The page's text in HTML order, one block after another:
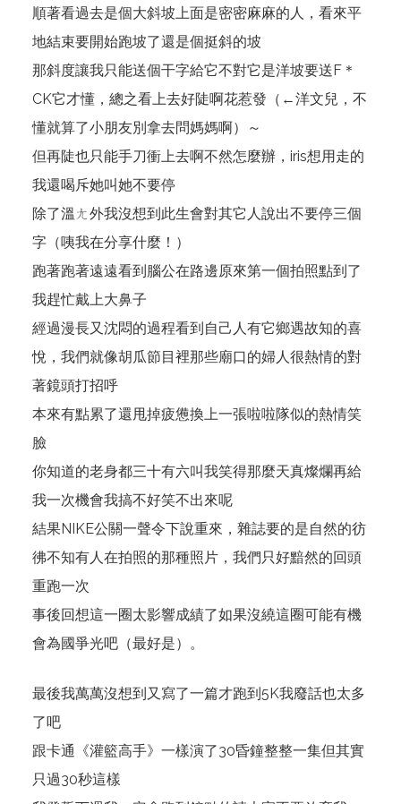
順著看過去是個大斜坡上面是密密麻麻的人，看來平
地結束要開始跑坡了還是個挺斜的坡
那斜度讓我只能送個干字給它不對它是洋坡要送F＊
CK它才懂，總之看上去好陡啊花惹發（←洋文兒，不
懂就算了小朋友別拿去問媽媽啊）～
但再陡也只能手刀衝上去啊不然怎麼辦，iris想用走的
我還喝斥她叫她不要停
除了溫ㄤ外我沒想到此生會對其它人說出不要停三個
字（咦我在分享什麼！）
跑著跑著遠遠看到腦公在路邊原來第一個拍照點到了
我趕忙戴上大鼻子
經過漫長又沈悶的過程看到自己人有它鄉遇故知的喜
悅，我們就像胡瓜節目裡那些廟口的婦人很熱情的對
著鏡頭打招呼
本來有點累了還甩掉疲憊換上一張啦啦隊似的熱情笑
臉
你知道的老身都三十有六叫我笑得那麼天真燦爛再給
我一次機會我搞不好笑不出來呢
結果NIKE公關一聲令下說重來，雜誌要的是自然的彷
彿不知有人在拍照的那種照片，我們只好黯然的回頭
重跑一次
事後回想這一圈太影響成績了如果沒繞這圈可能有機
會為國爭光吧（最好是）。
最後我萬萬沒想到又寫了一篇才跑到5K我廢話也太多
了吧
跟卡通《灌籃高手》一樣演了30昏鐘整整一集但其實
只過30秒這樣